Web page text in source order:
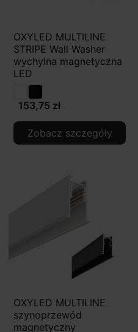
OXYLED MULTILINE
STRIPE Wall Washer
wychylna magnetyczna
LED
153,75 zł
Zobacz szczegóły
OXYLED MULTILINE
szynoprzewód
magnetyczny